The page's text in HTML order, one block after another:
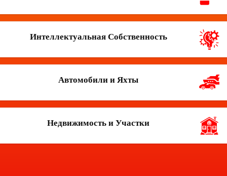
Интеллектуальная Собственность
Автомобили и Яхты
Недвижимость и Участки